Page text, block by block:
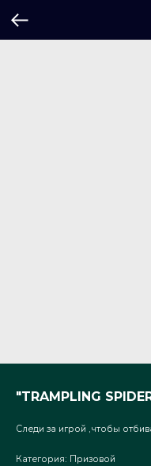
"TRAMPLING
Следи за игрой ,чтобы
Категория: Призовой